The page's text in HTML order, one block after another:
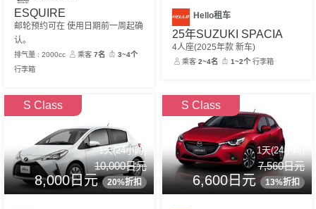
ESQUIRE
邮轮预约可在 使用日期前一周起确
认。
排气量 : 2000cc 乘客7名
3~4个
行李箱
Hello租车
25年SUZUKI SPACIA
4人座(2025年款 新车)
乘客2~4名 1~2个行李箱
S Class
1天(24小時)
10,000日元
8,000日元 20%折扣
S Class
1天(24小時)
7,560日元
6,600日元 13%折扣